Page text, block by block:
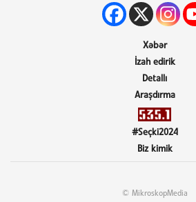
Xəbər
İzah edirik
Detallı
Araşdırma
#Seçki2024
Biz kimik
© MikroskopMedia